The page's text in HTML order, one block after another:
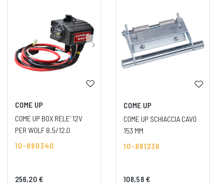
COME UP
COME UP BOX RELE' 12V
PER WOLF 8.5/12.0
10-880340
256,20 €
COME UP
COME UP SCHIACCIA CAVO
153 MM
10-881236
108,58 €